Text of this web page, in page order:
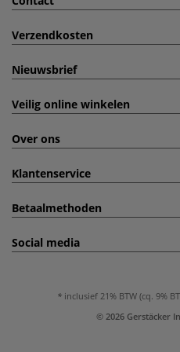
Verzendkosten
Nieuwsbrief
Veilig online winkelen
Over ons
Klantenservice
Betaalmethoden
Social media
inclusief 21% BTW (cq. 9%
© 2026 Gerstäcker